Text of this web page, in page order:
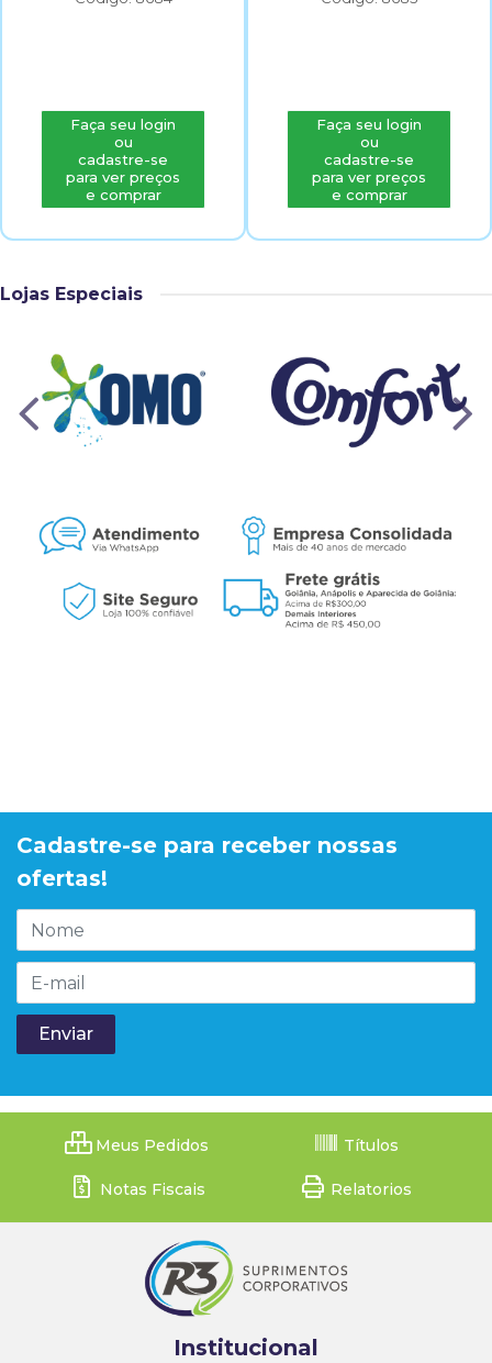
Faça seu login
ou
cadastre-se
para ver preços
e comprar
Faça seu login
ou
cadastre-se
para ver preços
e comprar
Lojas Especiais
Cadastre-se para receber nossas
ofertas!
Meus Pedidos Títulos
Notas Fiscais Relatorios
Institucional